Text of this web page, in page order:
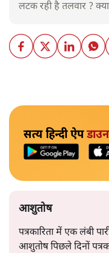
लटक रही है तलवार ?
सत्य हिन्दी ऐप
आशुतोष
पत्रकारिता में एक लंबी
आशुतोष पिछले दिनों